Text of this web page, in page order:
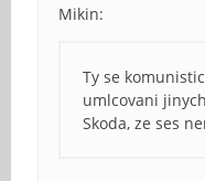
Mikin:
Ty se
umlcovani
Skoda, ze ses